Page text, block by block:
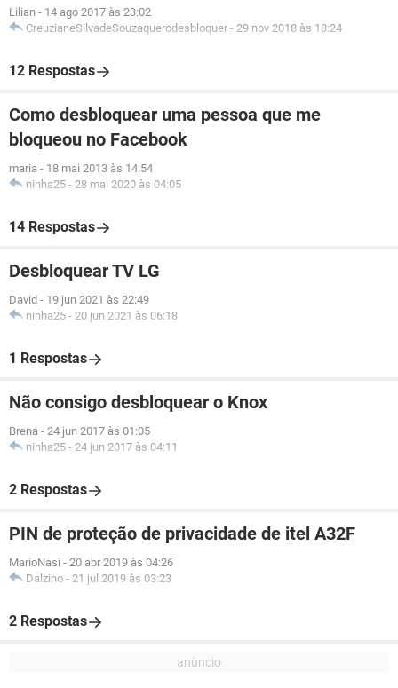
Lilian - 14 ago 2017 às 23:02
CreuzianeSilvadeSouzaquerodesbloquer - 29 nov 2018 às 18:24
12 Respostas
Como desbloquear uma pessoa que me
bloqueou no Facebook
maria - 18 mai 2013 às 14:54
ninha25 - 28 mai 2020 às 04:05
14 Respostas
Desbloquear TV LG
David - 19 jun 2021 às 22:49
ninha25 - 20 jun 2021 às 06:18
1 Respostas
Não consigo desbloquear o Knox
Brena - 24 jun 2017 às 01:05
ninha25 - 24 jun 2017 às 04:11
2 Respostas
PIN de proteção de privacidade de itel A32F
MarioNasi - 20 abr 2019 às 04:26
Dalzino - 21 jul 2019 às 03:23
2 Respostas